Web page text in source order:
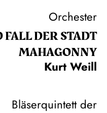
Orchester
DER STADT
MAHAGONNY
Kurt Weill
Bläserquintett der